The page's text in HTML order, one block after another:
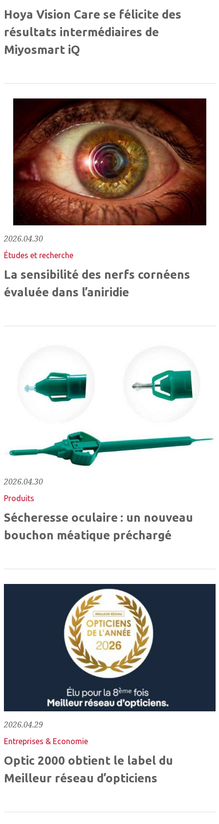
Hoya Vision Care se félicite des
résultats intermédiaires de
Miyosmart iQ
2026.04.30
Études et recherche
La sensibilité des nerfs cornéens
évaluée dans l’aniridie
2026.04.30
Produits
Sécheresse oculaire : un nouveau
bouchon méatique préchargé
2026.04.29
Entreprises & Economie
Optic 2000 obtient le label du
Meilleur réseau d’opticiens